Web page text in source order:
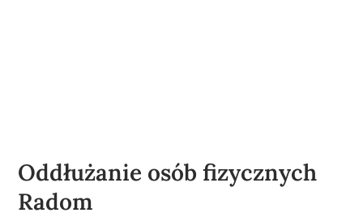
Oddłużanie osób fizycznych
Radom